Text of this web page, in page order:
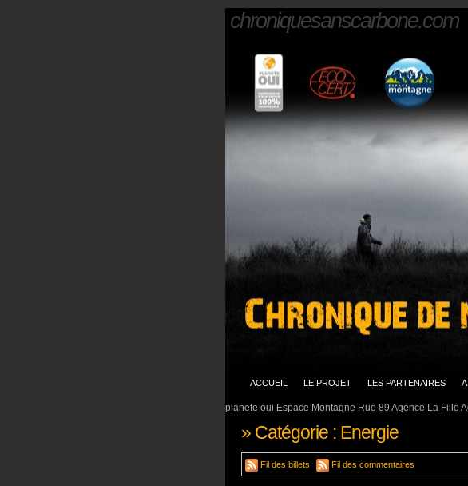
chroniquesanscarbone.com
planete oui Espace Montagne Rue 89 Agence La Fille
ACCUEIL LE PROJET LES PARTENAIRES
» Catégorie : Energie
Fil des billets Fil des commentaires